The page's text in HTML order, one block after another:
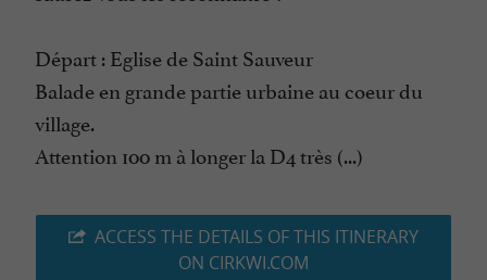
Départ : Eglise de Saint Sauveur
Balade en grande partie urbaine au coeur du
village.
Attention 100 m à longer la D4 très (...)
ACCESS THE DETAILS OF THIS ITINERARY
ON CIRKWI.COM